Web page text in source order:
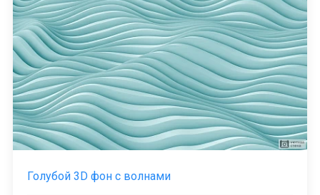
Голубой 3D фон с волнами